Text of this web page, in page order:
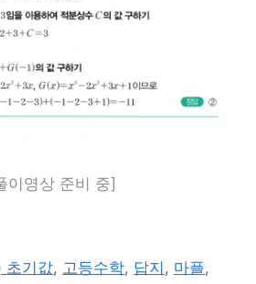
이영상 준비 중]
초기값, 고등수학, 답지 , 마플,